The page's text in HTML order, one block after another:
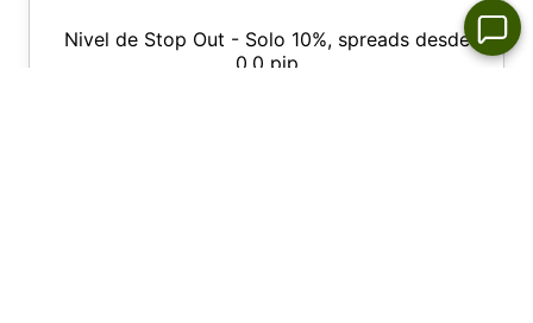
Nivel de Stop Out - Solo 10%, spreads desde
0,0 pip